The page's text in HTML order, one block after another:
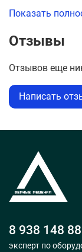
делает его
аварийных
сантиметров.
Показать
Отзывы
Отзывов еще
Написать
8 938 148
эксперт по